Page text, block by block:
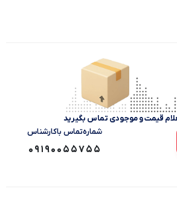
قیمت و موجودی تماس بگیرید
شماره‌تماس‌ با‌کارشناس
09190055755